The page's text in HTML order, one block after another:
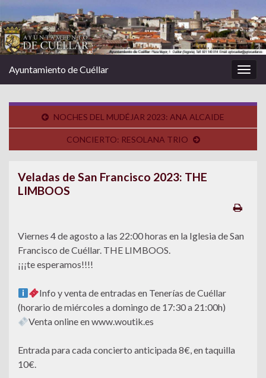
la
Ayuntamiento de Cuéllar
NOCHES DEL MUDÉJAR 2023: ANA ALCAIDE
CONCIERTO: RESOLANA TRIO
Veladas de San Francisco 2023: THE
LIMBOOS
Viernes 4 de agosto a las 22:00 horas en la Iglesia de San
Francisco de Cuéllar. THE LIMBOOS.
¡¡¡te esperamos!!!!
Info y venta de entradas en Tenerías de Cuéllar
(horario de miércoles a domingo de 17:30 a 21:00h)
Venta online en www.woutik.es
Entrada para cada concierto anticipada 8€, en taquilla
10€.